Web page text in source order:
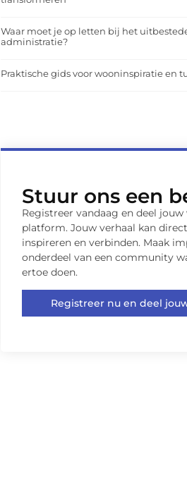
Waar moet je op letten bij het
administratie?
Praktische gids voor wooninspiratie en
Stuur ons een
Registreer vandaag en deel jouw
platform. Jouw verhaal kan
inspireren en verbinden. Maak
onderdeel van een community
ertoe doen.
Registreer nu en deel